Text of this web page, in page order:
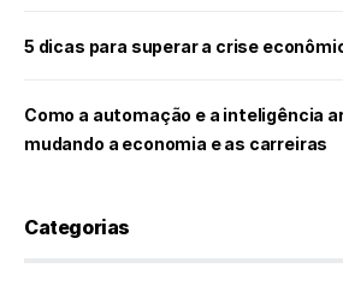
5 dicas para superar a crise
Como a automação e a inteligência
mudando a economia e as carreiras
Categorias